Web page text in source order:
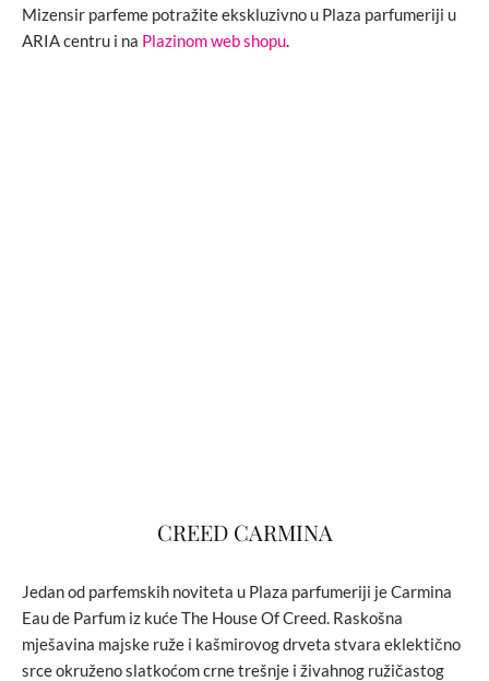
Mizensir parfeme potražite ekskluzivno u Plaza parfumeriji u
ARIA centru i na Plazinom web shopu.
CREED CARMINA
Jedan od parfemskih noviteta u Plaza parfumeriji je Carmina
Eau de Parfum iz kuće The House Of Creed. Raskošna
mješavina majske ruže i kašmirovog drveta stvara eklektično
srce okruženo slatkoćom crne trešnje i živahnog ružičastog